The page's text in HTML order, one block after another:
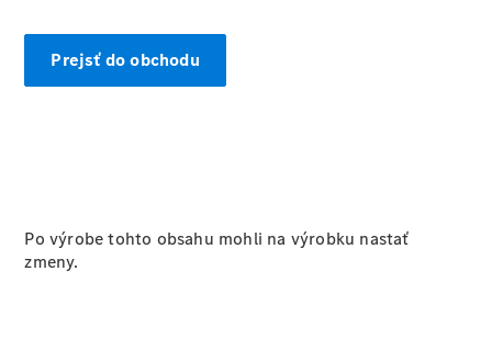
priamemu
odberu
Konfigurátor
Prejsť do obchodu
Po výrobe tohto obsahu mohli na výrobku nastať
zmeny.